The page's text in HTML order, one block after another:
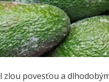
povesťou a